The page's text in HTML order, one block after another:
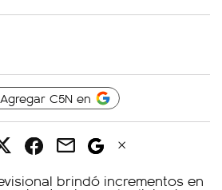
Agregar C5N en